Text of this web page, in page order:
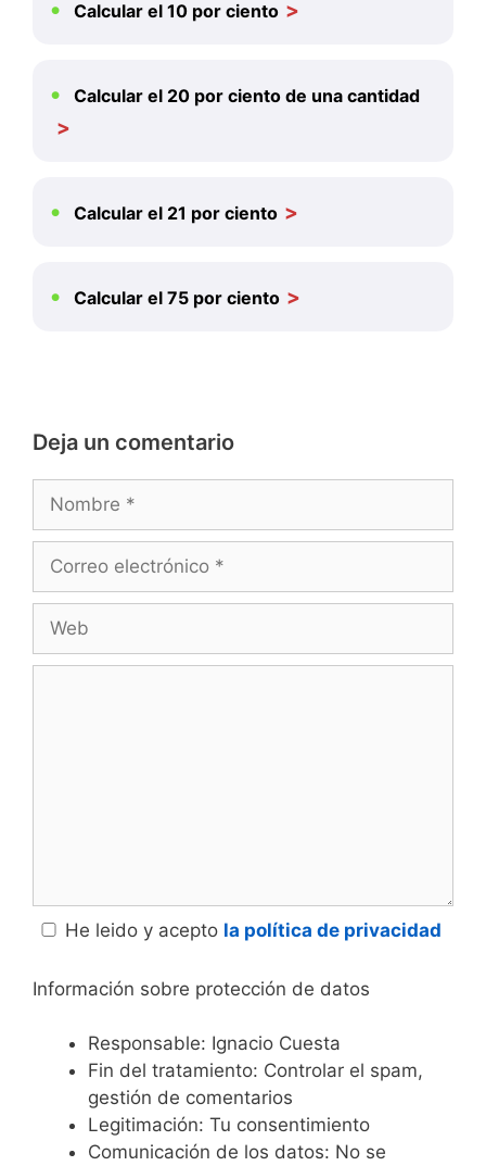
Calcular el 10 por ciento
Calcular el 20 por ciento de una cantidad
Calcular el 21 por ciento
Calcular el 75 por ciento
Deja un comentario
Nombre
Correo
Web
He leido y acepto la política de privacidad
Información sobre protección de datos
Responsable: Ignacio Cuesta
Fin del tratamiento: Controlar el spam,
gestión de comentarios
Legitimación: Tu consentimiento
Comunicación de los datos: No se